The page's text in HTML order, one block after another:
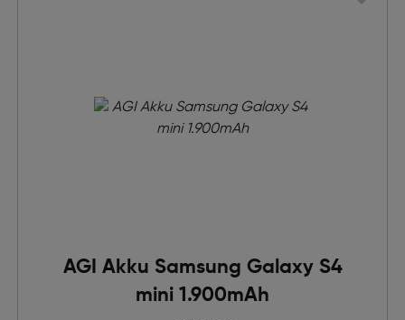
AGI Akku Samsung Galaxy S4
mini 1.900mAh